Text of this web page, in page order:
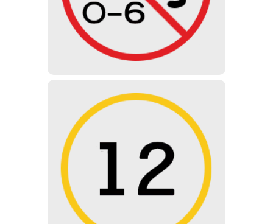
12岁以下
不建议 12 岁以下儿童参观，但可以在父
母/监护人的同意和监督下参观